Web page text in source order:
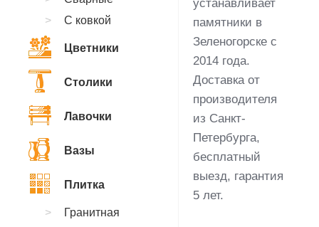
устанавливает
памятники в
Зеленогорске с
2014 года.
Доставка от
производителя
из Санкт-
Петербурга,
бесплатный
выезд, гарантия
5 лет.
С ковкой
Цветники
Столики
Лавочки
Вазы
Плитка
Гранитная